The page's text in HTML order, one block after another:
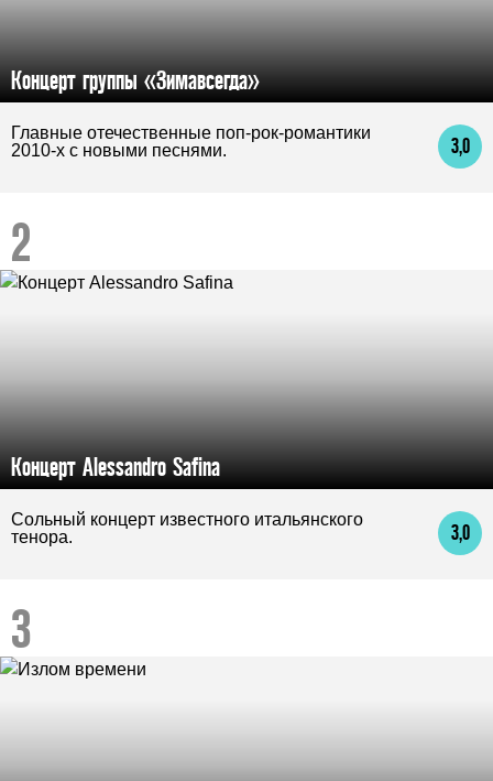
Концерт группы «Зимавсегда»
3,0
Главные отечественные поп-рок-романтики
2010-х с новыми песнями.
Концерт Alessandro Safina
3,0
Сольный концерт известного итальянского
тенора.